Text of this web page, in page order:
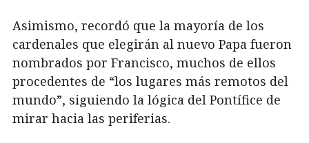
Asimismo, recordó que la mayoría de los
cardenales que elegirán al nuevo Papa fueron
nombrados por Francisco, muchos de ellos
procedentes de “los lugares más remotos del
mundo”, siguiendo la lógica del Pontífice de
mirar hacia las periferias.